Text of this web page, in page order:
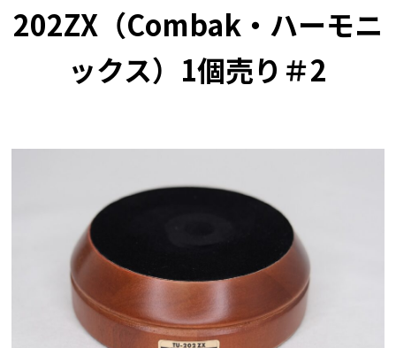
202ZX（Combak・ハーモニ
ックス）1個売り＃2